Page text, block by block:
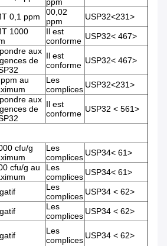
ppm
0,1 ppm
00,02
ppm
USP32<231>
1000
Il est
conforme USP32< 467>
aux
de
Il est
conforme USP32< 467>
au
Les
complices USP32<231>
aux
de
Il est
conforme USP32 < 561>
cfu/g
Les
complices USP34< 61>
cfu/g au
Les
complices USP34< 61>
Les
complices USP34 < 62>
Les
complices USP34 < 62>
Les
complices USP34 < 62>